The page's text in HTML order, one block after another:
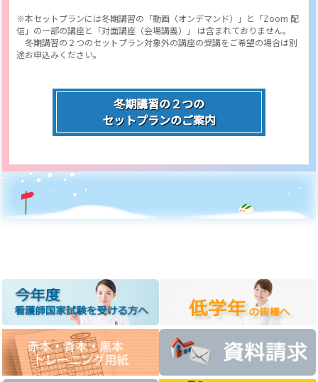
※本セットプランには冬期講習の「動画（オンデマンド）」と「Zoom 配
信」の一部の講座と「対面講座（会場講義）」 は含まれておりません。
冬期講習の２つのセットプラン対象外の講座の受講をご希望の場合は別
途お申込みください。
冬期講習の２つの
セットプランのご案内